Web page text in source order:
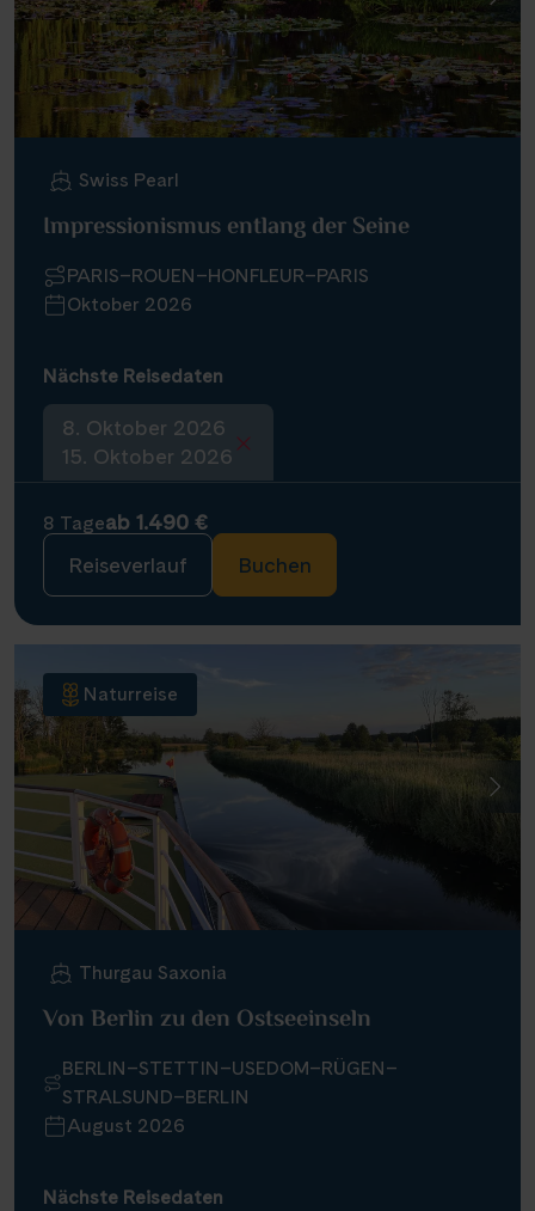
Swiss Pearl
Impressionismus entlang der Seine
PARIS–ROUEN–HONFLEUR–PARIS
Oktober 2026
Nächste Reisedaten
8. Oktober 2026
15. Oktober 2026
8 Tageab 1.490 €
Reiseverlauf
Buchen
Naturreise
Thurgau Saxonia
Von Berlin zu den Ostseeinseln
BERLIN–STETTIN–USEDOM–RÜGEN–
STRALSUND–BERLIN
August 2026
Nächste Reisedaten